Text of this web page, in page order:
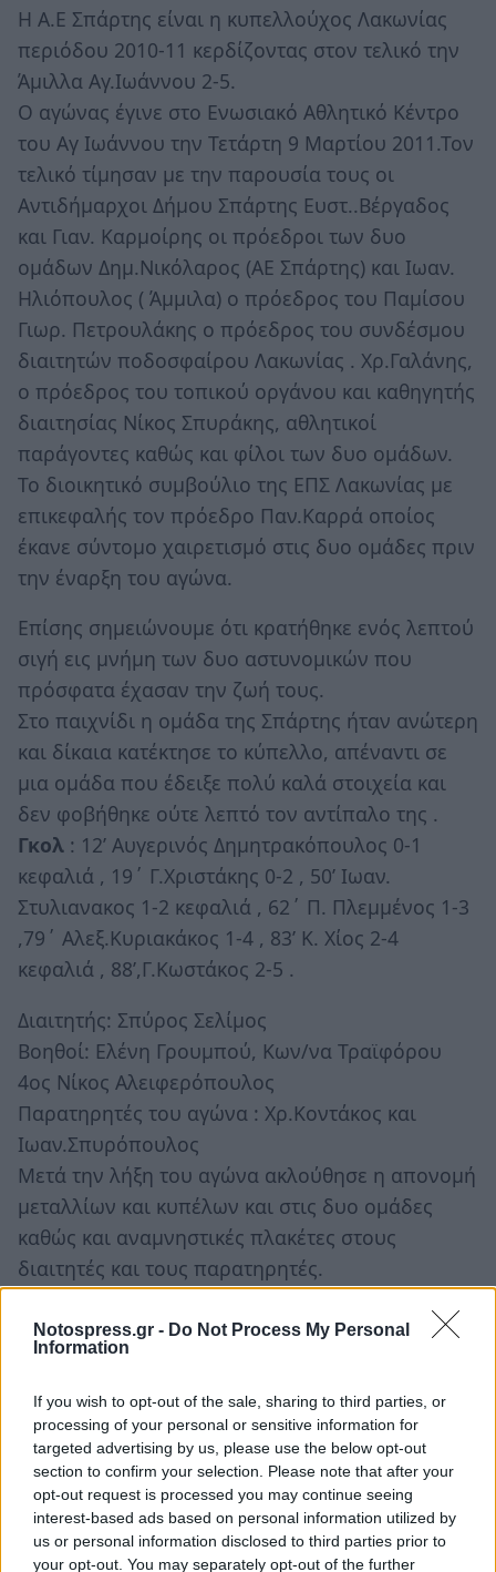
Notospress.gr - Do Not Process My Personal
Information
If you wish to opt-out of the sale, sharing to third parties, or
processing of your personal or sensitive information for
targeted advertising by us, please use the below opt-out
section to confirm your selection. Please note that after your
opt-out request is processed you may continue seeing
interest-based ads based on personal information utilized by
us or personal information disclosed to third parties prior to
your opt-out. You may separately opt-out of the further
Η Α.Ε Σπάρτης είναι η κυπελλούχος Λακωνίας
περιόδου 2010-11 κερδίζοντας στον τελικό την
Άμιλλα Αγ.Ιωάννου 2-5.
Ο αγώνας έγινε στο Ενωσιακό Αθλητικό Κέντρο
του Αγ Ιωάννου την Τετάρτη 9 Μαρτίου 2011.Τον
τελικό τίμησαν με την παρουσία τους οι
Αντιδήμαρχοι Δήμου Σπάρτης Ευστ..Βέργαδος
και Γιαν. Καρμοίρης οι πρόεδροι των δυο
ομάδων Δημ.Νικόλαρος (ΑΕ Σπάρτης) και Ιωαν.
Ηλιόπουλος ( Άμμιλα) ο πρόεδρος του Παμίσου
Γιωρ. Πετρουλάκης ο πρόεδρος του συνδέσμου
διαιτητών ποδοσφαίρου Λακωνίας . Χρ.Γαλάνης,
ο πρόεδρος του τοπικού οργάνου και καθηγητής
διαιτησίας Νίκος Σπυράκης, αθλητικοί
παράγοντες καθώς και φίλοι των δυο ομάδων.
Το διοικητικό συμβούλιο της ΕΠΣ Λακωνίας με
επικεφαλής τον πρόεδρο Παν.Καρρά οποίος
έκανε σύντομο χαιρετισμό στις δυο ομάδες πριν
την έναρξη του αγώνα.
Επίσης σημειώνουμε ότι κρατήθηκε ενός λεπτού
σιγή εις μνήμη των δυο αστυνομικών που
πρόσφατα έχασαν την ζωή τους.
Στο παιχνίδι η ομάδα της Σπάρτης ήταν ανώτερη
και δίκαια κατέκτησε το κύπελλο, απέναντι σε
μια ομάδα που έδειξε πολύ καλά στοιχεία και
δεν φοβήθηκε ούτε λεπτό τον αντίπαλο της .
Γκολ : 12’ Αυγερινός Δημητρακόπουλος 0-1
κεφαλιά , 19΄ Γ.Χριστάκης 0-2 , 50’ Ιωαν.
Στυλιανακος 1-2 κεφαλιά , 62΄ Π. Πλεμμένος 1-3
,79΄ Αλεξ.Κυριακάκος 1-4 , 83’ Κ. Χίος 2-4
κεφαλιά , 88’,Γ.Κωστάκος 2-5 .
Διαιτητής: Σπύρος Σελίμος
Βοηθοί: Ελένη Γρουμπού, Κων/να Τραϊφόρου
4ος Νίκος Αλειφερόπουλος
Παρατηρητές του αγώνα : Χρ.Κοντάκος και
Ιωαν.Σπυρόπουλος
Μετά την λήξη του αγώνα ακλούθησε η απονομή
μεταλλίων και κυπέλων και στις δυο ομάδες
καθώς και αναμνηστικές πλακέτες στους
διαιτητές και τους παρατηρητές.
Ρεπορτάζ
: Δημήτρης Ψυχογιός